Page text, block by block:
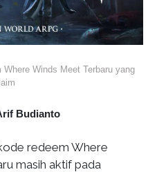
Where Winds Meet Terbaru yang
Budianto
redeem Where
masih aktif pada